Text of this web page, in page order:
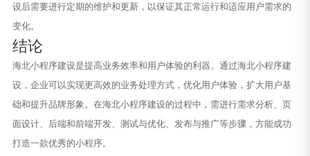
设后需要进行定期的维护和更新，以保证其正常运行和适应用户需求的
变化。
结论
海北小程序建设是提高业务效率和用户体验的利器。通过海北小程序建
设，企业可以实现更高效的业务处理方式，优化用户体验，扩大用户基
础和提升品牌形象。在海北小程序建设的过程中，需进行需求分析、页
面设计、后端和前端开发、测试与优化、发布与推广等步骤，方能成功
打造一款优秀的小程序。